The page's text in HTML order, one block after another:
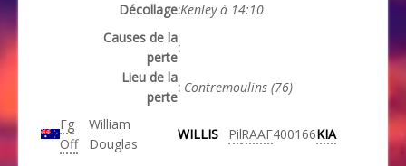
Décollage:Kenley à 14:10
Causes de la
perte
:
Lieu de la
perte
: Contremoulins (76)
Fg
Off
William
Douglas
WILLIS PilRAAF400166KIA